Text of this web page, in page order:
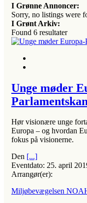
I Grønne Annoncer:
Sorry, no listings were
I Grønt Arkiv:
Found 6 resultater
Unge møder
Hør visionære unge
Europa – og hvordan
fokus på visionerne.
Den [...]
Eventdato: 25. april
Arrangør(er):
Miljøbevægelsen